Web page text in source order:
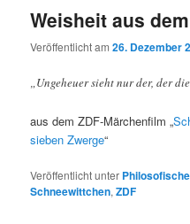
Weisheit aus
Veröffentlicht am26. Dezember
„Ungeheuer sieht nur der, der
aus dem ZDF-Märchenfilm „
sieben Zwerge“
Veröffentlicht unter
Schneewittchen,ZDF